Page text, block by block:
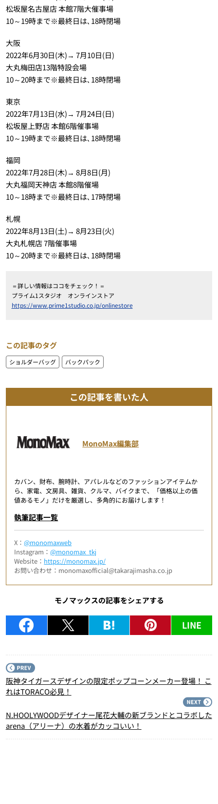
松坂屋名古屋店 本館7階大催事場
10～19時まで※最終日は､18時閉場
大阪
2022年6月30日(木)→ 7月10日(日)
大丸梅田店13階特設会場
10～20時まで※最終日は､18時閉場
東京
2022年7月13日(水)→ 7月24日(日)
松坂屋上野店 本館6階催事場
10～19時まで※最終日は､18時閉場
福岡
2022年7月28日(木)→ 8月8日(月)
大丸福岡天神店 本館8階催場
10～18時まで※最終日は､17時閉場
札幌
2022年8月13日(土)→ 8月23日(火)
大丸札幌店 7階催事場
10～20時まで※最終日は､18時閉場
＝詳しい情報はココをチェック！＝
プライム1スタジオ オンラインストア
https://www.prime1studio.co.jp/onlinestore
この記事のタグ
ショルダーバッグ バックパック
この記事を書いた人
MonoMax編集部
カバン、財布、腕時計、アパレルなどのファッションアイテムか
ら、家電、文房具、雑貨、クルマ、バイクまで、「価格以上の価
値あるモノ」だけを厳選し、多角的にお届けします！
執筆記事一覧
X：@monomaxweb
Instagram：@monomax_tkj
Website： https://monomax.jp/
お問い合わせ：monomaxofficial@takarajimasha.co.jp
モノマックスの記事をシェアする
LINE
阪神タイガースデザインの限定ポップコーンメーカー登場！ こ
れはTORACO必見！
N.HOOLYWOODデザイナー尾花大輔の新ブランドとコラボした
arena（アリーナ）の水着がカッコいい！